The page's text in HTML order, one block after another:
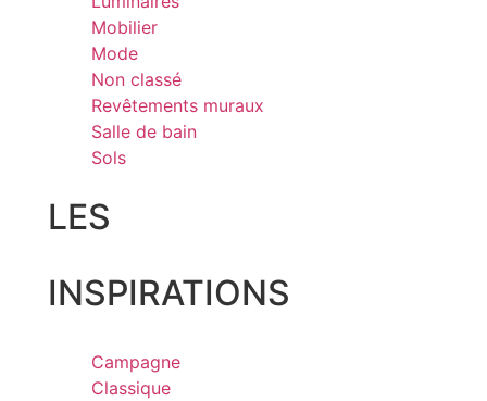
Mobilier
Mode
Non classé
Revêtements muraux
Salle de bain
Sols
LES
INSPIRATIONS
Campagne
Classique